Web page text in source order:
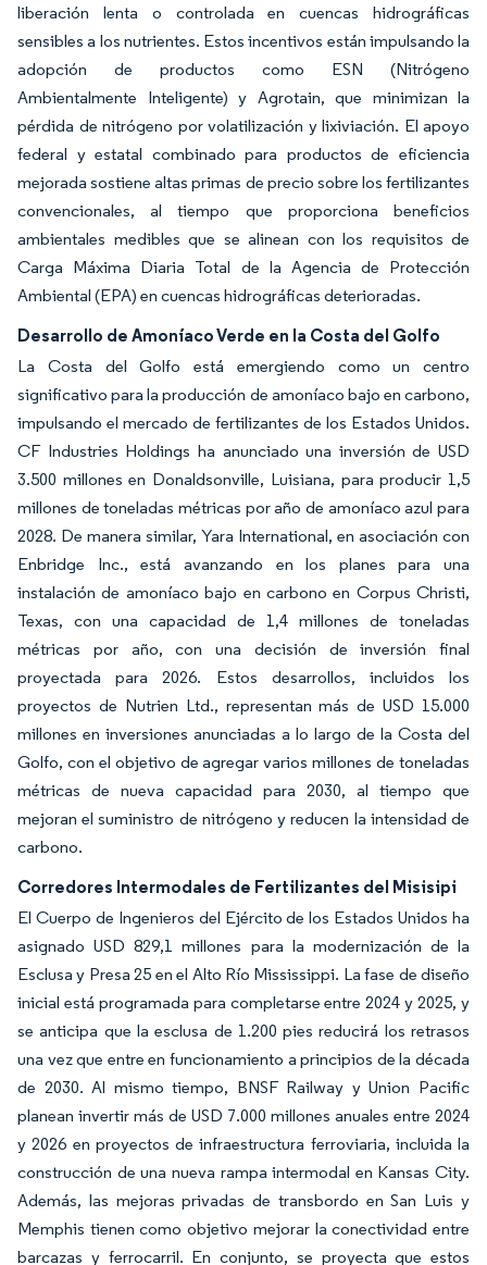
liberación lenta o controlada en cuencas hidrográficas
sensibles a los nutrientes. Estos incentivos están impulsando la
adopción de productos como ESN (Nitrógeno
Ambientalmente Inteligente) y Agrotain, que minimizan la
pérdida de nitrógeno por volatilización y lixiviación. El apoyo
federal y estatal combinado para productos de eficiencia
mejorada sostiene altas primas de precio sobre los fertilizantes
convencionales, al tiempo que proporciona beneficios
ambientales medibles que se alinean con los requisitos de
Carga Máxima Diaria Total de la Agencia de Protección
Ambiental (EPA) en cuencas hidrográficas deterioradas.
Desarrollo de Amoníaco Verde en la Costa del Golfo
La Costa del Golfo está emergiendo como un centro
significativo para la producción de amoníaco bajo en carbono,
impulsando el mercado de fertilizantes de los Estados Unidos.
CF Industries Holdings ha anunciado una inversión de USD
3.500 millones en Donaldsonville, Luisiana, para producir 1,5
millones de toneladas métricas por año de amoníaco azul para
2028. De manera similar, Yara International, en asociación con
Enbridge Inc., está avanzando en los planes para una
instalación de amoníaco bajo en carbono en Corpus Christi,
Texas, con una capacidad de 1,4 millones de toneladas
métricas por año, con una decisión de inversión final
proyectada para 2026. Estos desarrollos, incluidos los
proyectos de Nutrien Ltd., representan más de USD 15.000
millones en inversiones anunciadas a lo largo de la Costa del
Golfo, con el objetivo de agregar varios millones de toneladas
métricas de nueva capacidad para 2030, al tiempo que
mejoran el suministro de nitrógeno y reducen la intensidad de
carbono.
Corredores Intermodales de Fertilizantes del Misisipi
El Cuerpo de Ingenieros del Ejército de los Estados Unidos ha
asignado USD 829,1 millones para la modernización de la
Esclusa y Presa 25 en el Alto Río Mississippi. La fase de diseño
inicial está programada para completarse entre 2024 y 2025, y
se anticipa que la esclusa de 1.200 pies reducirá los retrasos
una vez que entre en funcionamiento a principios de la década
de 2030. Al mismo tiempo, BNSF Railway y Union Pacific
planean invertir más de USD 7.000 millones anuales entre 2024
y 2026 en proyectos de infraestructura ferroviaria, incluida la
construcción de una nueva rampa intermodal en Kansas City.
Además, las mejoras privadas de transbordo en San Luis y
Memphis tienen como objetivo mejorar la conectividad entre
barcazas y ferrocarril. En conjunto, se proyecta que estos